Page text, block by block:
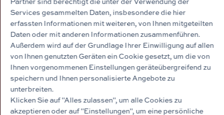
letzten Jahrzehnten zurückblicken und kennt zu vielen
Straßen und Häusern eine bewegende Geschichte.
Wir werden immer wieder überrascht, wie oft
Anwohner und Nachbarn den Kopf durch die Tür
recken und Fragen, wie es Frau Röpke geht oder ob
Sie noch arbeite. Genau diese Art der
Kundenbindung, diese Nähe zur Nachbarschaft und
dieses persönliche Miteinander auf Augenhöhe ist
unser Ziel. Man vergisst schnell, dass wir an einer der
Services gesammelten Daten, insbesondere die hier
erfassten Informationen mit weiteren, von Ihnen mitgeteilten
Daten oder mit anderen Informationen zusammenführen.
Außerdem wird auf der Grundlage Ihrer Einwilligung auf allen
von Ihnen genutzten Geräten ein Cookie gesetzt, um die von
Ihnen vorgenommenen Einstellungen geräteübergreifend zu
speichern und Ihnen personalisierte Angebote zu
unterbreiten.
Klicken Sie auf "Alles zulassen", um alle Cookies zu
akzeptieren oder auf "Einstellungen", um eine persönliche